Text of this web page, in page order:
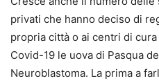
privati che hanno deciso di
propria città o ai centri di
Covid-19 le uova di Pasqua
Neuroblastoma. La prima a